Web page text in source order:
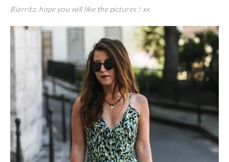
Biarritz, hope you will like the pictures ! xx